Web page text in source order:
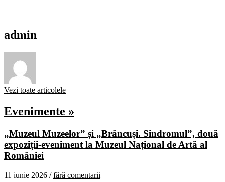
admin
Vezi toate articolele
Evenimente »
„Muzeul Muzeelor” și „Brâncuși. Sindromul”, două
expoziții-eveniment la Muzeul Național de Artă al
României
11 iunie 2026 /fără comentarii